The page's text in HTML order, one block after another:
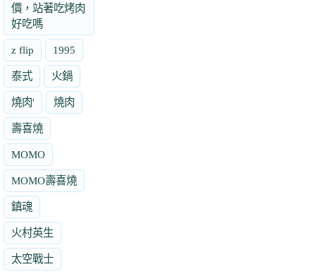
價，站著吃烤肉
好吃嗎
z flip 1995
泰式 火鍋
燒肉' 燒肉
壽喜燒
MOMO
MOMO壽喜燒
鎮魂
火村英生
太空戰士